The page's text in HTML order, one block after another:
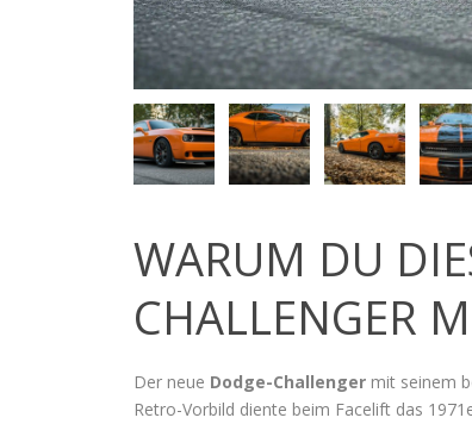
WARUM DU
CHALLENGER
Der neue Dodge-Challenger mit seinem
Retro-Vorbild diente beim Facelift das